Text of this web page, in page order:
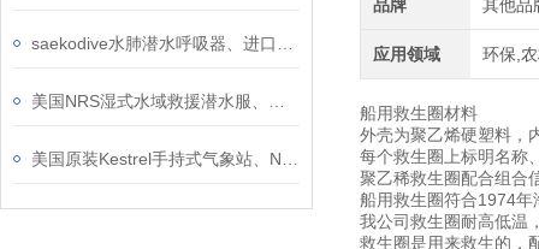
品牌 其他品
应用领域 环保,
船用救生圈材料
外壳为聚乙烯硬塑料，
每个救生圈上标明名称
聚乙稀救生圈配合组合
船用救生圈符合1974
我公司救生圈耐高低温
救生圈是用来救生的，